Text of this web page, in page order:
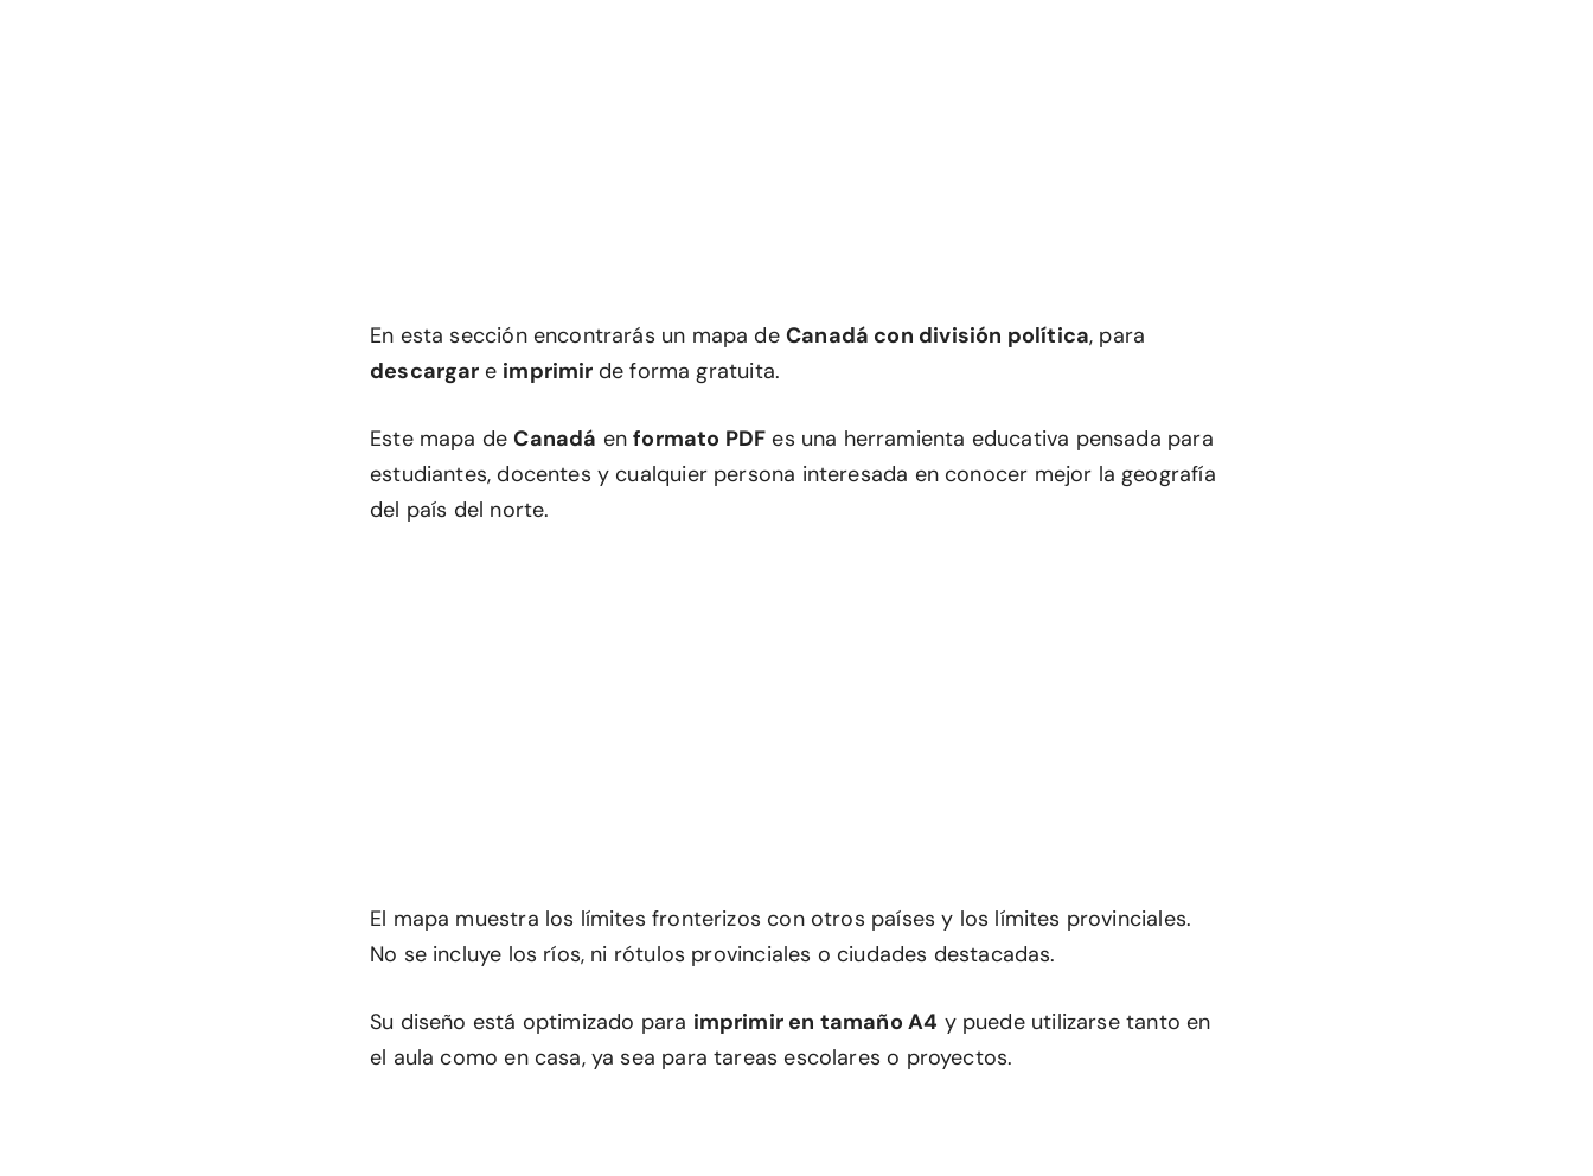
En esta sección encontrarás un mapa deCanadá con división política, para
descargar e imprimir de forma gratuita.
Este mapa deCanadá enformato PDF es una herramienta educativa pensada para
estudiantes, docentes y cualquier persona interesada en conocer mejor la geografía
del país del norte.
El mapa muestra los límites fronterizos con otros países y los límites provinciales.
No se incluye los ríos, ni rótulos provinciales o ciudades destacadas.
Su diseño está optimizado para imprimir en tamaño A4 y puede utilizarse tanto en
el aula como en casa, ya sea para tareas escolares o proyectos.